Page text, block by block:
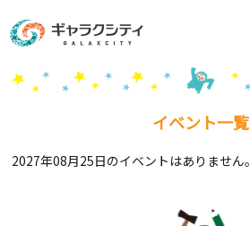
施設案内
こども
西新井
イベント一覧
2027年08月25日のイベントはありません。